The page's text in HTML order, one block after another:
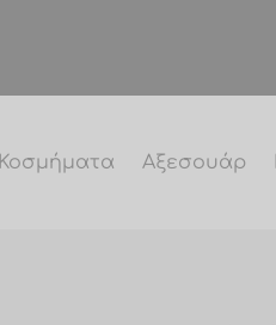
Κοσμήματα Αξεσουάρ